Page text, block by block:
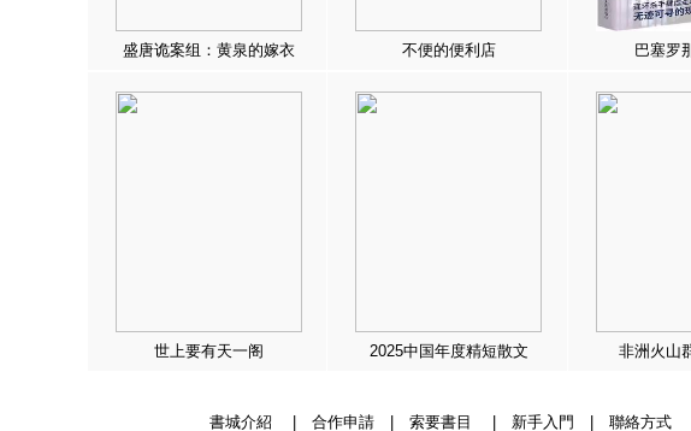
盛唐诡案组：黄泉的嫁衣 不便的便利店 巴塞罗
世上要有天一阁 2025中国年度精短散文 非洲火山
書城介紹 合作申請| 索要書目 新手入門 聯絡方式